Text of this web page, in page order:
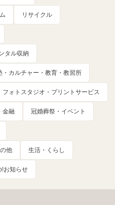
リサイクル
タル収納
・カルチャー・教育・教習所
フォトスタジオ・プリントサービス
金融 冠婚葬祭・イベント
他 生活・くらし
お知らせ